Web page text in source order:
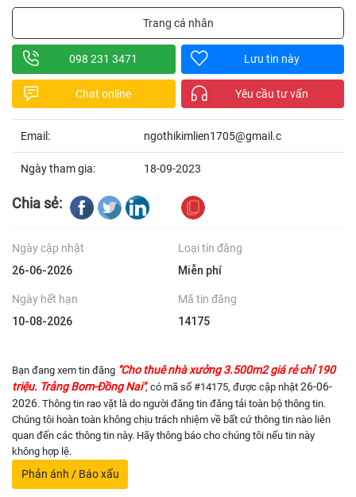
Trang cá nhân
098 231 3471 Lưu tin này
Chat online Yêu cầu tư vấn
Email: ngothikimlien1705@gmail.c
Ngày tham gia: 18-09-2023
Chia sẻ:
Ngày cập nhật
26-06-2026
Loại tin đăng
Miễn phí
Ngày hết hạn
10-08-2026
Mã tin đăng
14175
Bạn đang xem tin đăng "Cho thuê nhà xưởng 3.500m2 giá rẻ chỉ 190
triệu. Trảng Bom-Đồng Nai", có mã số #14175, được cập nhật 26-06-
2026. Thông tin rao vặt là do người đăng tin đăng tải toàn bộ thông tin.
Chúng tôi hoàn toàn không chịu trách nhiệm về bất cứ thông tin nào liên
quan đến các thông tin này. Hãy thông báo cho chúng tôi nếu tin này
không hợp lệ.
Phản ánh / Báo xấu